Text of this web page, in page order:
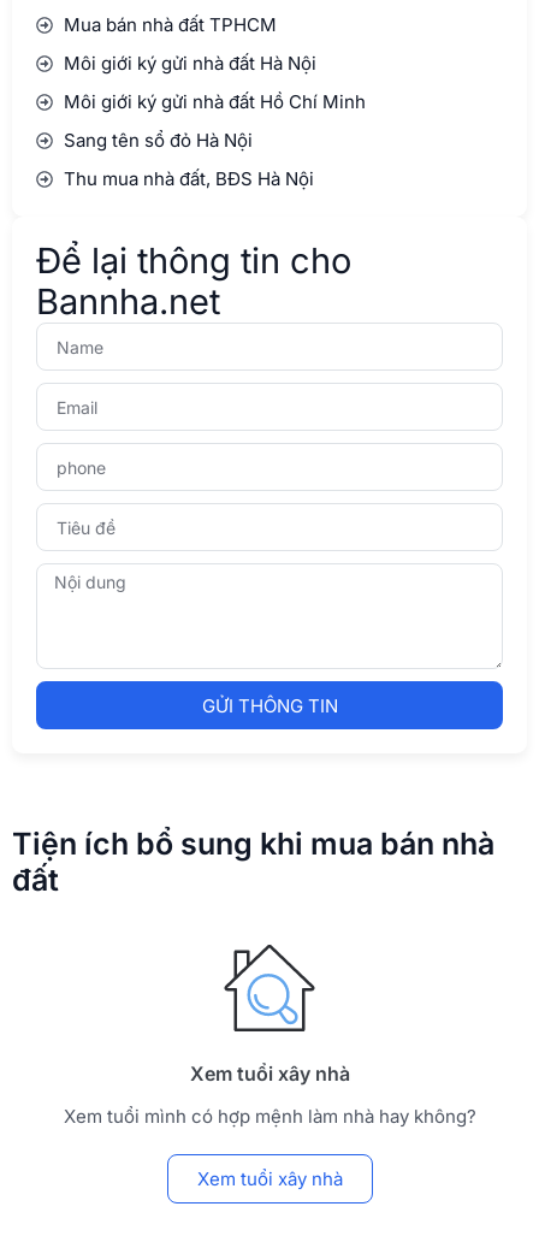
Mua bán nhà đất TPHCM
Môi giới ký gửi nhà đất Hà Nội
Môi giới ký gửi nhà đất Hồ Chí Minh
Sang tên sổ đỏ Hà Nội
Thu mua nhà đất, BĐS Hà Nội
Để lại thông tin cho
Bannha.net
GỬI THÔNG TIN
Tiện ích bổ sung khi mua bán nhà
đất
Xem tuổi xây nhà
Xem tuổi mình có hợp mệnh làm nhà hay không?
Xem tuổi xây nhà